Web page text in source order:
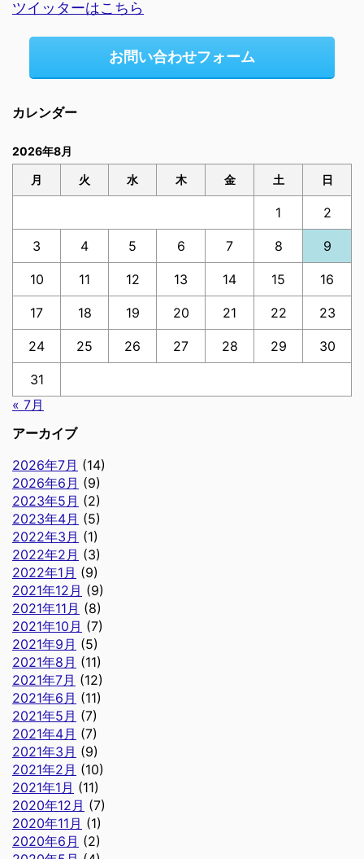
ツイッターはこちら
お問い合わせフォーム
カレンダー
2026年8月
月 火 水 木 金 土 日
1 2
3 4 5 6 7 8 9
10 11 12 13 14 15 16
17 18 19 20 21 22 23
24 25 26 27 28 29 30
31
« 7月
アーカイブ
2026年7月 (14)
2026年6月 (9)
2023年5月 (2)
2023年4月 (5)
2022年3月 (1)
2022年2月 (3)
2022年1月 (9)
2021年12月 (9)
2021年11月 (8)
2021年10月 (7)
2021年9月 (5)
2021年8月 (11)
2021年7月 (12)
2021年6月 (11)
2021年5月 (7)
2021年4月 (7)
2021年3月 (9)
2021年2月 (10)
2021年1月 (11)
2020年12月 (7)
2020年11月 (1)
2020年6月 (2)